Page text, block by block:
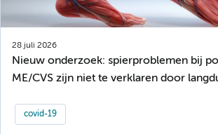
28 juli 2026
Nieuw onderzoek: spierproblemen bij
ME/CVS zijn niet te verklaren door
covid-19